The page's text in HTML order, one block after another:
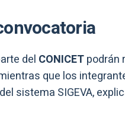
del CONICETpodrán
que los
sistema SIGEVA,